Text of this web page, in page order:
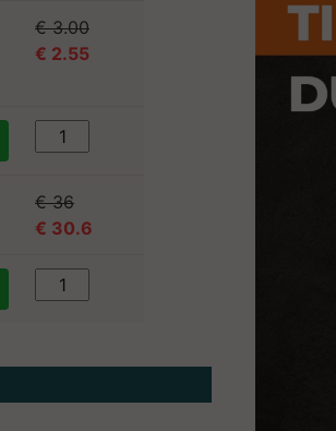
€ 3.00
€ 2.55
€ 36
€ 30.6